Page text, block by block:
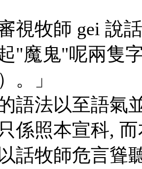
視牧師 gei 說
"魔鬼"呢兩隻
。」
語法以至語氣
係照本宣科,
話牧師危言聳